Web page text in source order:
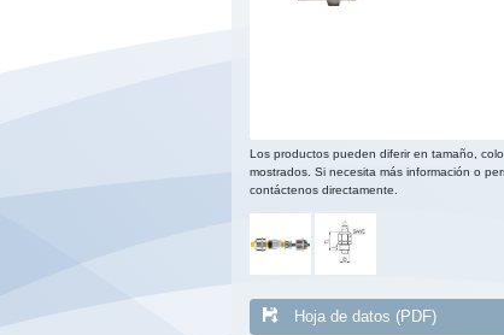
Los productos pueden diferir en tamaño,
mostrados. Si necesita más información o
contáctenos directamente.
Hoja de datos (PDF)